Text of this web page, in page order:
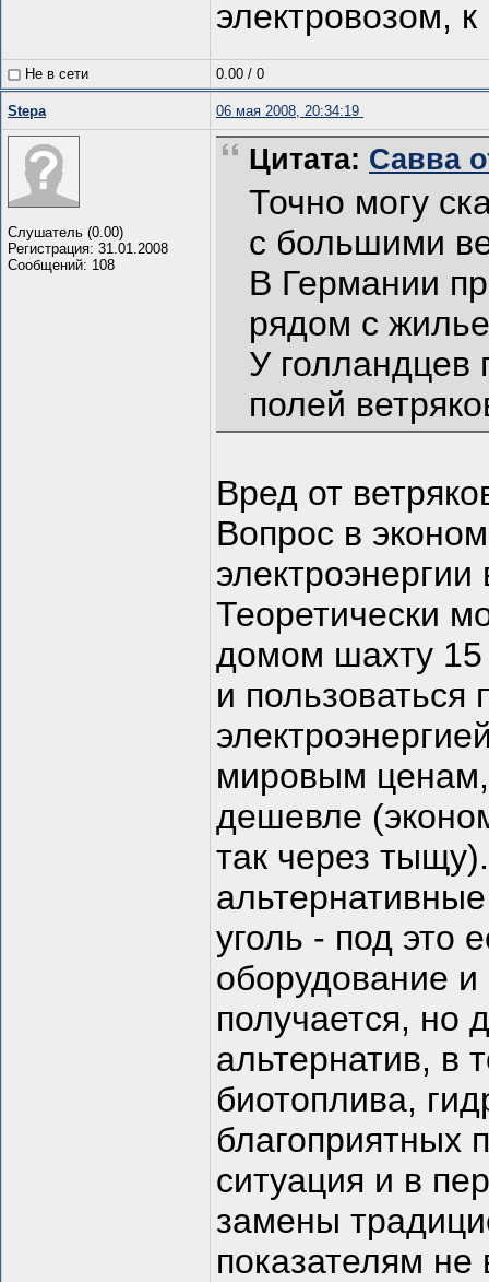
электровозом,
Не в сети 0.00 / 0
Stepa 06 мая 2008, 20:34:19
Слушатель (0.00)
Регистрация: 31.01.2008
Сообщений: 108
Цитата: Савва
Точно могу
с большими
В Германии
рядом с
У голландцев
полей
Вред от
Вопрос в
Теоретически
домом шахту 15
и пользоваться
мировым ценам,
дешевле
так через
уголь - под это
оборудование
получается, но
альтернатив, в
биотоплива,
благоприятных
ситуация и в
замены
показателям не